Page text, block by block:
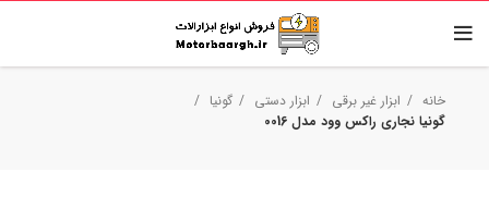
خانه ابزار غیر برقی ابزار دستی
گونیا
گونیا نجاری راکس وود مدل 0016